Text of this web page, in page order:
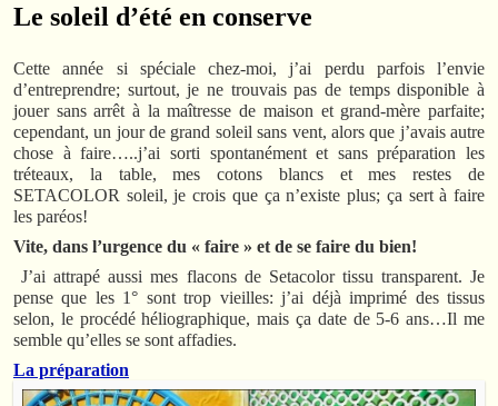
Le soleil d’été en conserve
Cette année si spéciale chez-moi, j’ai perdu parfois l’envie
d’entreprendre; surtout, je ne trouvais pas de temps disponible à
jouer sans arrêt à la maîtresse de maison et grand-mère parfaite;
cependant, un jour de grand soleil sans vent, alors que j’avais autre
chose à faire…..j’ai sorti spontanément et sans préparation les
tréteaux, la table, mes cotons blancs et mes restes de
SETACOLOR soleil, je crois que ça n’existe plus; ça sert à faire
les paréos!
Vite, dans l’urgence du « faire » et de se faire du bien!
J’ai attrapé aussi mes flacons de Setacolor tissu transparent. Je
pense que les 1° sont trop vieilles: j’ai déjà imprimé des tissus
selon, le procédé héliographique, mais ça date de 5-6 ans…Il me
semble qu’elles se sont affadies.
La préparation